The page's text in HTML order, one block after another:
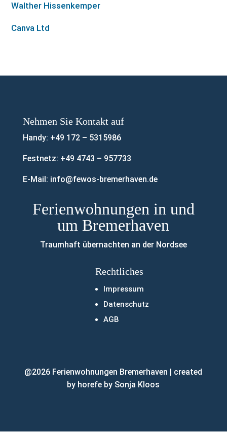
Walther Hissenkemper
Canva Ltd
Nehmen Sie Kontakt auf
Handy: +49 172 – 5315986
Festnetz: +49 4743 – 957733
E-Mail: info@fewos-bremerhaven.de
Ferienwohnungen in und
um Bremerhaven
Traumhaft übernachten an der Nordsee
Rechtliches
Impressum
Datenschutz
AGB
@2026 Ferienwohnungen Bremerhaven | created
by horefe by Sonja Kloos